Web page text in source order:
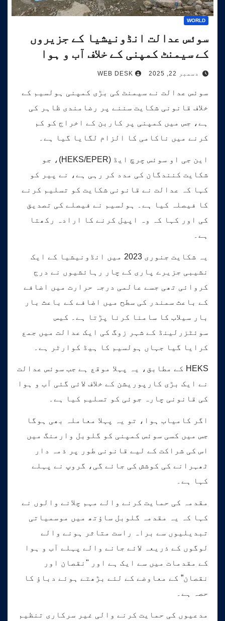
WORLD
سوئس عدالت انڈونیشیا کے جزیروں
کے سیمنٹ کمپنی کے خلاف آب و ہوا
کیس کی سماعت کرے گی۔
دسمبر 22, 2025 WEB DESK
سوئس عدالت نے سیمنٹ کی بڑی کمپنی ہولسیم کے
خلاف قانونی شکایت سننے پر رضامندی ظاہر کی
ہے، جس میں کمپنی پر کاربن کے اخراج کو کم
کرنے میں ناکامی کا الزام لگایا گیا ہے۔
این جی او سوئس چرچ ایڈ (HEKS/EPER)، جو
شکایت کنندگان کی مدد کر رہی ہے، نے پیر کو
کہا کہ عدالت نے قانونی شکایت کو تسلیم کرنے
کا فیصلہ کیا ہے۔ ہولسیم نے فیصلے کی تصدیق
کی اور کہا کہ وہ اپیل کرنے کا ارادہ رکھتا
ہے۔
یہ شکایت جنوری 2023 میں انڈونیشیا کے ایک
نشیبی جزیرے پاری کے چار رہائشیوں نے درج
کروائی تھی جسے عالمی درجہ حرارت میں اضافے
کے باعث سمندر کی سطح میں اضافے کے باعث بار
بار سیلاب کا سامنا کرنا پڑتا ہے۔ کیس
سوئٹزرلینڈ کے شہر زوگ کی ایک عدالت میں جمع
کرایا گیا جہاں ہولسیم کا ہیڈ کوارٹر ہے۔
HEKS کے مطابق، یہ پہلا موقع ہے جب سوئس عدالت
نے ایک بڑی کارپوریشن کے خلاف لائی گئی آب و ہوا
کی قانونی چارہ جوئی کو تسلیم کیا ہے۔
اگر کامیاب ہوا، تو یہ پہلا معاملہ بھی ہوگا
جس میں کسی سوئس کمپنی کو گلوبل وارمنگ میں
اس کی شراکت کے لیے قانونی طور پر ذمہ دار
ٹھہرانے کی کوشش کی جائے گی، گروپ نے پہلے
کہا ہے۔
مقدمہ کی حمایت کرنے والے مہم چلانے والوں نے
کہا کہ یہ مقدمہ گلوبل ساؤتھ میں موسمیاتی
تبدیلیوں سے براہ راست متاثر ہونے والے
لوگوں کے ذریعہ لائے جانے والے پہلے آب و ہوا
کے مقدمات میں سے ایک ہے اور "نقصان اور
نقصان” کے معاوضے کے لئے بڑھتے ہوئے دباؤ کا
حصہ ہے۔
مدعیوں کی حمایت کرنے والی غیر سرکاری تنظیم